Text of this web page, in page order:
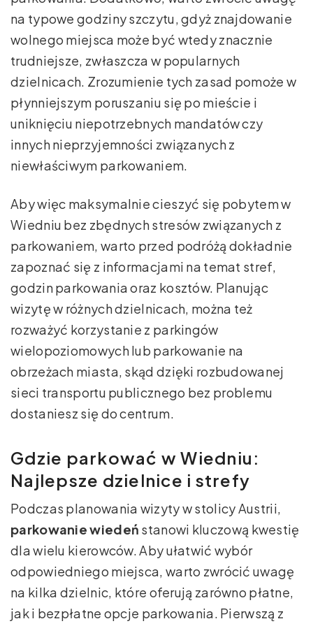
na typowe godziny szczytu, gdyż znajdowanie
wolnego miejsca może być wtedy znacznie
trudniejsze, zwłaszcza w popularnych
dzielnicach. Zrozumienie tych zasad pomoże w
płynniejszym poruszaniu się po mieście i
uniknięciu niepotrzebnych mandatów czy
innych nieprzyjemności związanych z
niewłaściwym parkowaniem.
Aby więc maksymalnie cieszyć się pobytem w
Wiedniu bez zbędnych stresów związanych z
parkowaniem, warto przed podróżą dokładnie
zapoznać się z informacjami na temat stref,
godzin parkowania oraz kosztów. Planując
wizytę w różnych dzielnicach, można też
rozważyć korzystanie z parkingów
wielopoziomowych lub parkowanie na
obrzeżach miasta, skąd dzięki rozbudowanej
sieci transportu publicznego bez problemu
dostaniesz się do centrum.
Gdzie parkować w Wiedniu:
Najlepsze dzielnice i strefy
Podczas planowania wizyty w stolicy Austrii,
parkowanie wiedeń stanowi kluczową kwestię
dla wielu kierowców. Aby ułatwić wybór
odpowiedniego miejsca, warto zwrócić uwagę
na kilka dzielnic, które oferują zarówno płatne,
jak i bezpłatne opcje parkowania. Pierwszą z